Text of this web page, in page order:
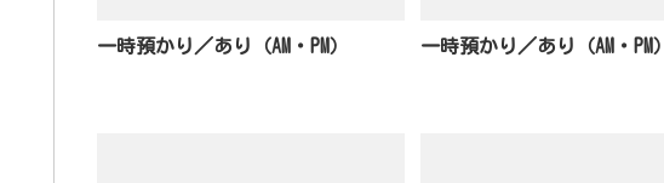
一時預かり／あり（AM・PM） 一時預かり／あり（AM・PM）